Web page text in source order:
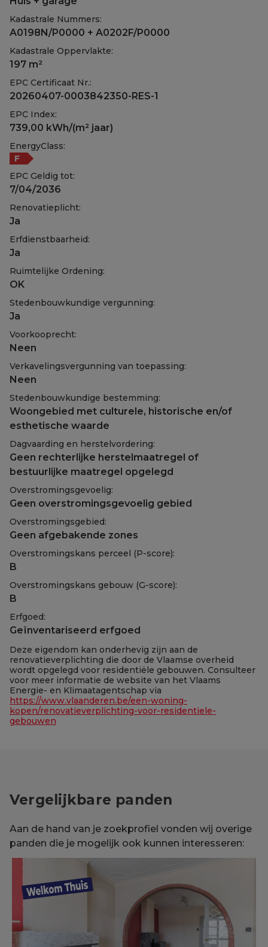
Kadastrale Nummers:
A0198N/P0000 + A0202F/P0000
Kadastrale Oppervlakte:
197 m²
EPC Certificaat Nr.:
20260407-0003842350-RES-1
EPC Index:
739,00 kWh/(m² jaar)
EnergyClass:
F
EPC Geldig tot:
7/04/2036
Renovatieplicht:
Ja
Erfdienstbaarheid:
Ja
Ruimtelijke Ordening:
OK
Stedenbouwkundige vergunning:
Ja
Voorkooprecht:
Neen
Verkavelingsvergunning van toepassing:
Neen
Stedenbouwkundige bestemming:
Woongebied met culturele, historische en/of
esthetische waarde
Dagvaarding en herstelvordering:
Geen rechterlijke herstelmaatregel of
bestuurlijke maatregel opgelegd
Overstromingsgevoelig:
Geen overstromingsgevoelig gebied
Overstromingsgebied:
Geen afgebakende zones
Overstromingskans perceel (P-score):
B
Overstromingskans gebouw (G-score):
B
Erfgoed:
Geïnventariseerd erfgoed
Deze eigendom kan onderhevig zijn aan de
renovatieverplichting die door de Vlaamse overheid
wordt opgelegd voor residentiële gebouwen. Consulteer
voor meer informatie de website van het Vlaams
Energie- en Klimaatagentschap via
https://www.vlaanderen.be/een-woning-
kopen/renovatieverplichting-voor-residentiele-
gebouwen
Vergelijkbare panden
Aan de hand van je zoekprofiel vonden wij overige
panden die je mogelijk ook kunnen interesseren: